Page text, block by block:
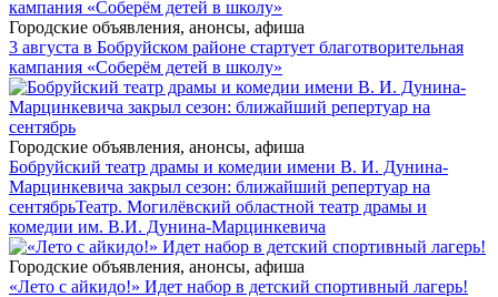
Городские объявления, анонсы, афиша
3 августа в Бобруйском районе стартует благотворительная
кампания «Соберём детей в школу»
Городские объявления, анонсы, афиша
Бобруйский театр драмы и комедии имени В. И. Дунина-
Марцинкевича закрыл сезон: ближайший репертуар на
сентябрьТеатр. Могилёвский областной театр драмы и
комедии им. В.И. Дунина-Марцинкевича
Городские объявления, анонсы, афиша
«Лето с айкидо!» Идет набор в детский спортивный лагерь!